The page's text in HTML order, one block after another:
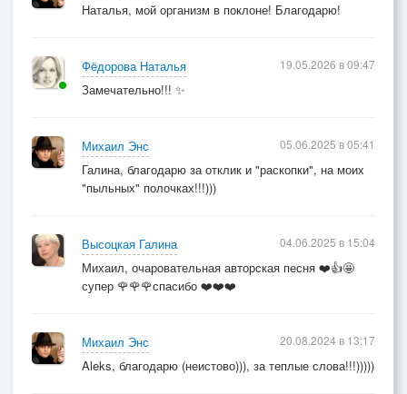
Наталья, мой организм в поклоне! Благодарю!
Фёдорова Наталья
Замечательно!!! ✨
19.05.2026 в 09:47
Михаил Энс
Галина, благодарю за отклик и "раскопки", на моих
"пыльных" полочках!!!)))
05.06.2025 в 05:41
Высоцкая Галина
Михаил, очаровательная авторская песня ❤️👍🤩
супер 🌹🌹🌹спасибо ❤️❤️❤️
04.06.2025 в 15:04
Михаил Энс
Aleks, благодарю (неистово))), за теплые слова!!!)))))
20.08.2024 в 13:17